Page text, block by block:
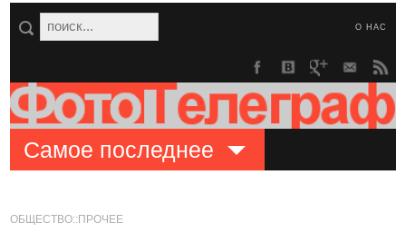
О НАС
Самое последнее
ОБЩЕСТВО::ПРОЧЕЕ